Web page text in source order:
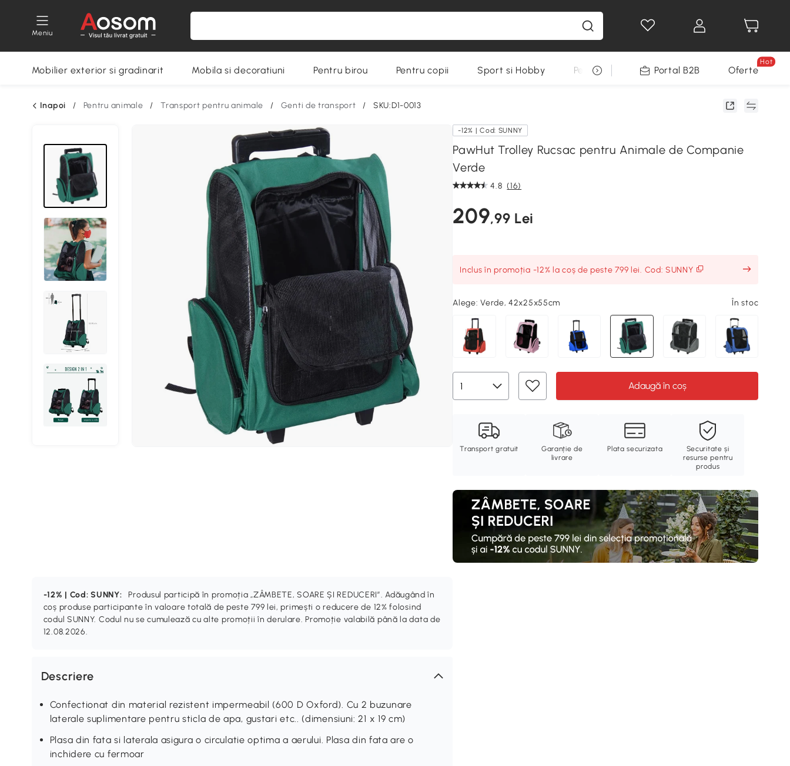
Meniu
Mobilier exterior si gradinarit Mobila si decoratiuni Pentru birou Pentru copii Sport si Hobby Pentru animale Decoratiuni Sarbatori
Portal B2B Oferte
Hot
Inapoi / Pentru animale / Transport pentru animale / Genti de transport / SKU:D1-0013
-12% | Cod: SUNNY
PawHut Trolley Rucsac pentru Animale de Companie
Verde
4.8 (16)
209,99 Lei
Inclus în promoția -12% la coș de peste 799 lei. Cod: SUNNY
Alege:Verde, 42x25x55cm În stoc
Adaugă în coș
Transport gratuit
Garanție de
livrare
Plata securizata
Securitate și
resurse pentru
produs
-12% | Cod: SUNNY:
Produsul participă în promoția „ZÂMBETE, SOARE ȘI REDUCERI”. Adăugând în
coș produse participante în valoare totală de peste 799 lei, primești o reducere de 12% folosind
codul SUNNY. Codul nu se cumulează cu alte promoții în derulare. Promoție valabilă până la data de
12.08.2026.
Descriere
Confectionat din material rezistent impermeabil (600 D Oxford). Cu 2 buzunare
laterale suplimentare pentru sticla de apa, gustari etc.. (dimensiuni: 21 x 19 cm)
Plasa din fata si laterala asigura o circulatie optima a aerului. Plasa din fata are o
inchidere cu fermoar